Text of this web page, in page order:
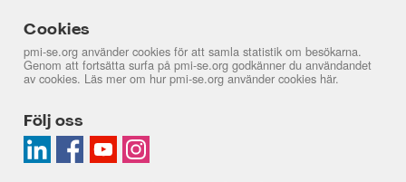
Cookies
pmi-se.org använder cookies för att samla statistik om besökarna.
Genom att fortsätta surfa på pmi-se.org godkänner du användandet
av cookies. Läs mer om hur pmi-se.org använder cookies här.
Följ oss